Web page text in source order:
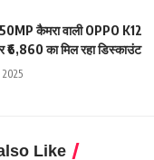
कैमरा वाली OPPO K12
₹6,860 का मिल रहा डिस्काउंट
Like